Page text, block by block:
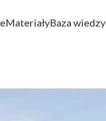
MateriałyBaza wiedzy